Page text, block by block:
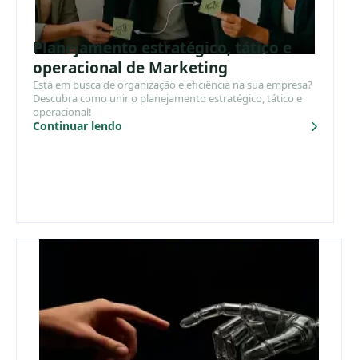
Planejamento estratégico, tático e
operacional de Marketing
Está em busca de organização e eficiência na sua empresa?
Descubra como unir o planejamento estratégico, tático e
operacional!
Continuar lendo